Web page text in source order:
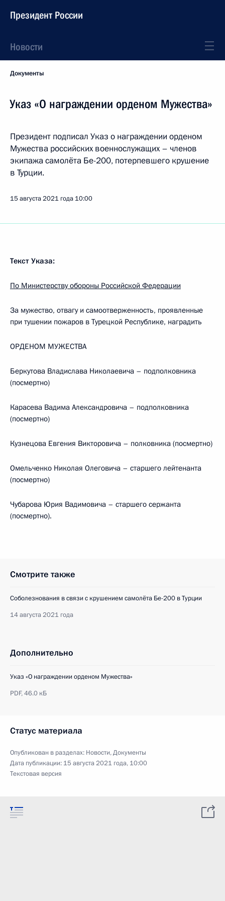
Президент России
Новости
Документы
Указ «О награждении орденом Мужества»
Президент подписал Указ о награждении орденом
Мужества российских военнослужащих – членов
экипажа самолёта Бе-200, потерпевшего крушение
в Турции.
15 августа 2021 года 10:00
Текст Указа:
По Министерству обороны Российской Федерации
За мужество, отвагу и самоотверженность, проявленные
при тушении пожаров в Турецкой Республике, наградить
ОРДЕНОМ МУЖЕСТВА
Беркутова Владислава Николаевича – подполковника
(посмертно)
Карасева Вадима Александровича – подполковника
(посмертно)
Кузнецова Евгения Викторовича – полковника (посмертно)
Омельченко Николая Олеговича – старшего лейтенанта
(посмертно)
Чубарова Юрия Вадимовича – старшего сержанта
(посмертно).
Смотрите также
Соболезнования в связи с крушением самолёта Бе-200 в Турции
14 августа 2021 года
Дополнительно
Указ «О награждении орденом Мужества»
PDF,46.0 кБ
Статус материала
Опубликован в разделах: Новости,Документы
Дата публикации: 15 августа 2021 года, 10:00
Текстовая версия